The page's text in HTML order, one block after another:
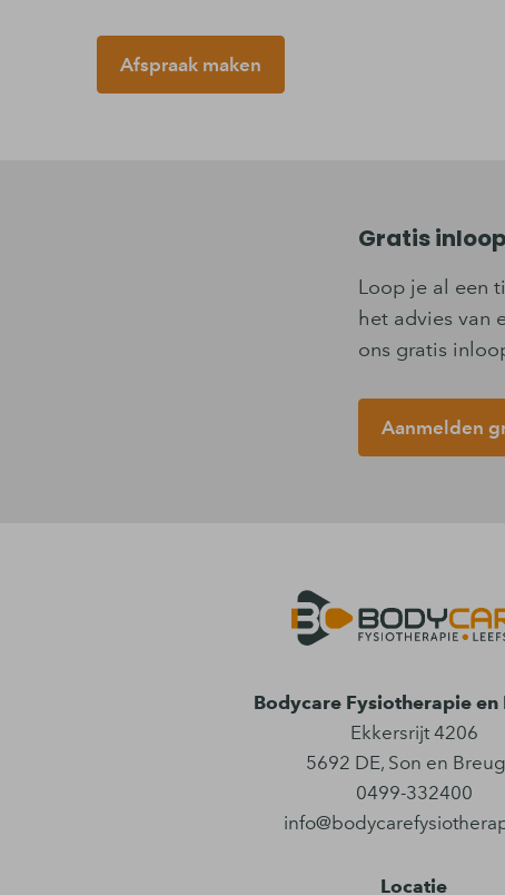
Afspraak maken
Gratis
Loop je al een
het advies van
ons gratis
Aanmelden
Bodycare Fysiotherapie en
Ekkersrijt 4206
5692 DE, Son en
0499-332400
Locatie